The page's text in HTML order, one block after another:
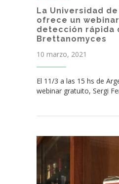
La Universidad
ofrece un
detección rápida
Brettanomyces
10 marzo, 2021
El 11/3 a las 15 hs de
webinar gratuito, Sergi